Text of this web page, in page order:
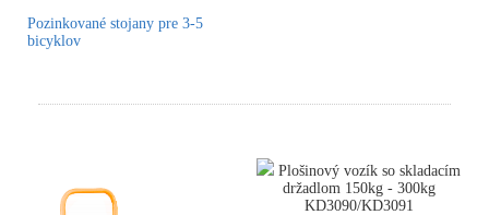
Pozinkované stojany pre 3-5
bicyklov
Plošinový vozík so skladacím
držadlom 150kg - 300kg
KD3090/KD3091